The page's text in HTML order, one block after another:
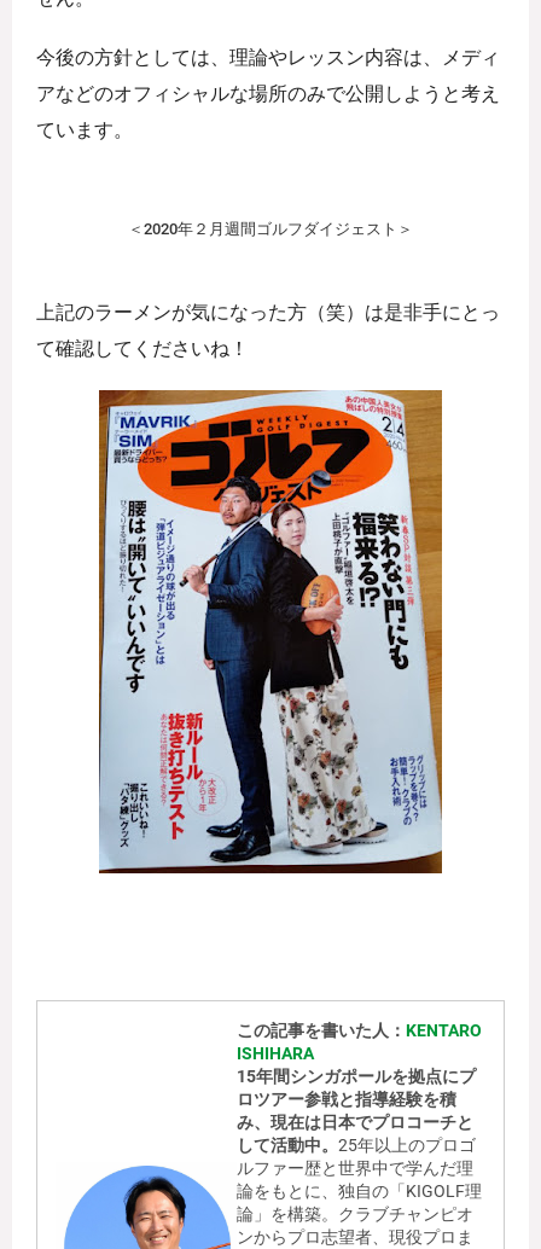
今後の方針としては、理論やレッスン内容は、メディ
アなどのオフィシャルな場所のみで公開しようと考え
ています。
＜2020年２月週間ゴルフダイジェスト＞
上記のラーメンが気になった方（笑）は是非手にとっ
て確認してくださいね！
この記事を書いた人： KENTARO
ISHIHARA
15年間シンガポールを拠点にプ
ロツアー参戦と指導経験を積
み、現在は日本でプロコーチと
して活動中。 25年以上のプロゴ
ルファー歴と世界中で学んだ理
論をもとに、独自の「KIGOLF理
論」を構築。クラブチャンピオ
ンからプロ志望者、現役プロま